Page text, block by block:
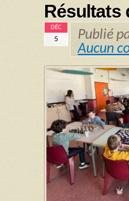
Résultats
DÉC
5
Publié
Aucun